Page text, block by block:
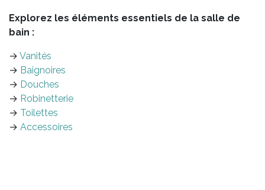
Explorez les éléments essentiels de la salle de
bain :
→ Vanités
→ Baignoires
→ Douches
→ Robinetterie
→ Toilettes
→ Accessoires